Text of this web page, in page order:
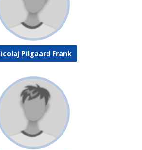
Pilgaard Frank